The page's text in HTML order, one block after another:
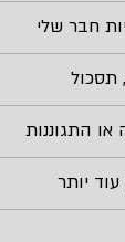
חבר שלי
תסכול
התגוננות
יותר